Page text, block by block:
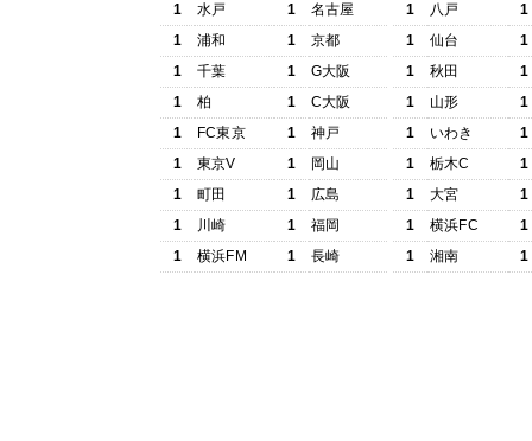
1
水戸 1
名古屋
1
浦和 1
京都
1
千葉 1
G大阪
1
柏 1
C大阪
1
FC東京 1
神戸
1
東京V 1
岡山
1
町田 1
広島
1
川崎 1
福岡
1
横浜FM 1 長崎
1
八戸
1
1
仙台
1
1
秋田
1
1
山形
1
1
いわき
1
1
栃木C
1
1
大宮
1
1
横浜FC
1
1
湘南 1